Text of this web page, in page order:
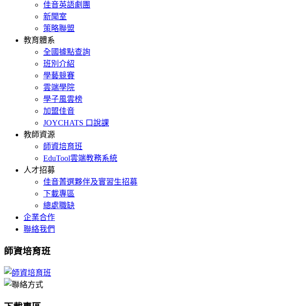
佳音英語劇團
新聞室
策略聯盟
教育體系
全國據點查詢
班別介紹
學藝競賽
雲端學院
學子風雲榜
加盟佳音
JOYCHATS 口說課
教師資源
師資培育班
EduTool雲端教務系統
人才招募
佳音菁選夥伴及實習生招募
下載專區
總處職缺
企業合作
聯絡我們
師資培育班